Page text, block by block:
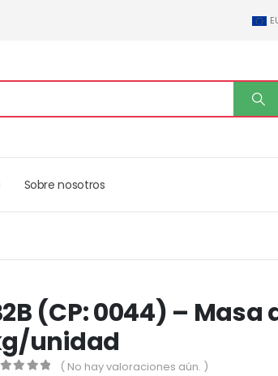
Sobre nosotros
(CP: 0044) – Masa
unidad
( No hay valoraciones aún. )